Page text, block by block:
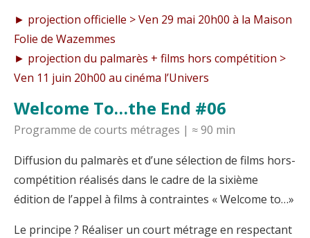
► projection officielle > Ven 29 mai 20h00 à la Maison
Folie de Wazemmes
► projection du palmarès + films hors compétition >
Ven 11 juin 20h00 au cinéma l’Univers
Welcome To…the End #06
Programme de courts métrages | ≈ 90 min
Diffusion du palmarès et d’une sélection de films hors-
compétition réalisés dans le cadre de la sixième
édition de l’appel à films à contraintes « Welcome to…»
Le principe ? Réaliser un court métrage en respectant